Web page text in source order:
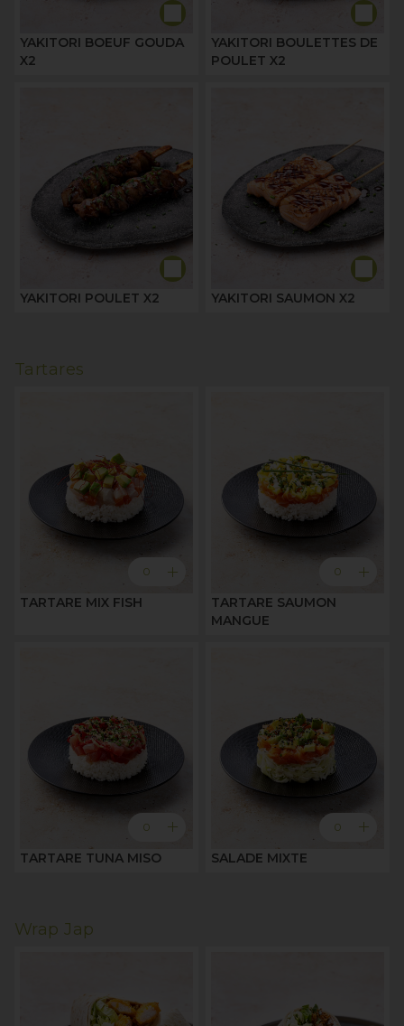
YAKITORI BOEUF GOUDA
X2
YAKITORI BOULETTES DE
POULET X2
YAKITORI POULET X2 YAKITORI SAUMON X2
Tartares
0 add
TARTARE MIX FISH
0 add
TARTARE SAUMON
MANGUE
0 add
TARTARE TUNA MISO
0 add
SALADE MIXTE
Wrap Jap